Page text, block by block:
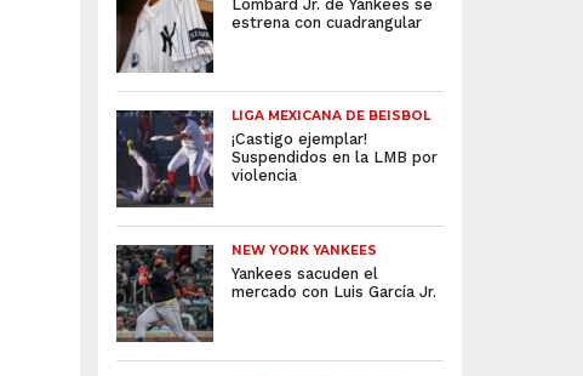
Lombard Jr. de Yankees se
estrena con cuadrangular
LIGA MEXICANA DE BEISBOL
¡Castigo ejemplar!
Suspendidos en la LMB por
violencia
NEW YORK YANKEES
Yankees sacuden el
mercado con Luis García Jr.